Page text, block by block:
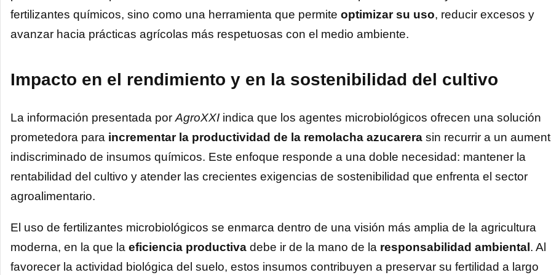
fertilizantes químicos, sino como una herramienta que permite optimizar su uso, reducir excesos y
avanzar hacia prácticas agrícolas más respetuosas con el medio ambiente.
Impacto en el rendimiento y en la sostenibilidad del cultivo
La información presentada por AgroXXI indica que los agentes microbiológicos ofrecen una solución
prometedora para incrementar la productividad de la remolacha azucarera sin recurrir a un
indiscriminado de insumos químicos. Este enfoque responde a una doble necesidad: mantener la
rentabilidad del cultivo y atender las crecientes exigencias de sostenibilidad que enfrenta el sector
agroalimentario.
El uso de fertilizantes microbiológicos se enmarca dentro de una visión más amplia de la agricultura
moderna, en la que la eficiencia productiva debe ir de la mano de la responsabilidad ambiental . Al
favorecer la actividad biológica del suelo, estos insumos contribuyen a preservar su fertilidad a largo